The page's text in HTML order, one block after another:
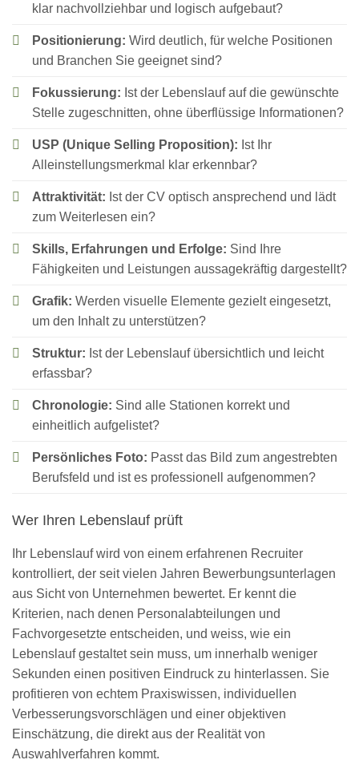
klar nachvollziehbar und logisch aufgebaut?
Positionierung: Wird deutlich, für welche Positionen
und Branchen Sie geeignet sind?
Fokussierung: Ist der Lebenslauf auf die gewünschte
Stelle zugeschnitten, ohne überflüssige Informationen?
USP (Unique Selling Proposition): Ist Ihr
Alleinstellungsmerkmal klar erkennbar?
Attraktivität: Ist der CV optisch ansprechend und lädt
zum Weiterlesen ein?
Skills, Erfahrungen und Erfolge: Sind Ihre
Fähigkeiten und Leistungen aussagekräftig dargestellt?
Grafik: Werden visuelle Elemente gezielt eingesetzt,
um den Inhalt zu unterstützen?
Struktur: Ist der Lebenslauf übersichtlich und leicht
erfassbar?
Chronologie: Sind alle Stationen korrekt und
einheitlich aufgelistet?
Persönliches Foto: Passt das Bild zum angestrebten
Berufsfeld und ist es professionell aufgenommen?
Wer Ihren Lebenslauf prüft
Ihr Lebenslauf wird von einem erfahrenen Recruiter
kontrolliert, der seit vielen Jahren Bewerbungsunterlagen
aus Sicht von Unternehmen bewertet. Er kennt die
Kriterien, nach denen Personalabteilungen und
Fachvorgesetzte entscheiden, und weiss, wie ein
Lebenslauf gestaltet sein muss, um innerhalb weniger
Sekunden einen positiven Eindruck zu hinterlassen. Sie
profitieren von echtem Praxiswissen, individuellen
Verbesserungsvorschlägen und einer objektiven
Einschätzung, die direkt aus der Realität von
Auswahlverfahren kommt.